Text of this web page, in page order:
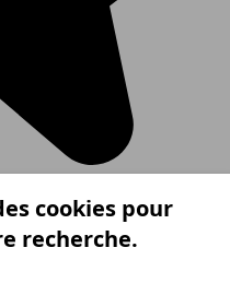
cookies pour
recherche.